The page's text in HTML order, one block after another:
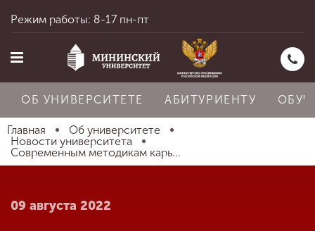
Главная
Режим работы: 8-17 пн-пт
ОБ УНИВЕРСИТЕТЕ АБИТУРИЕНТУ
Главная
Об университете
Новости университета
Современным методикам карь...
09 августа 2022